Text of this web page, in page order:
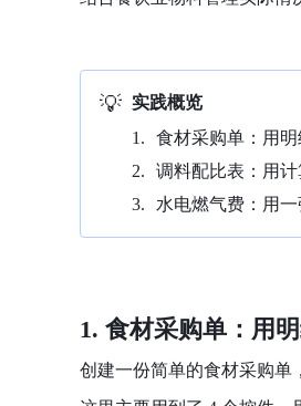
💡 实践概览
食材采购单：用
调料配比表：用
水电燃气费：用
1. 食材采购单：用
创建一份简单的食材采购单